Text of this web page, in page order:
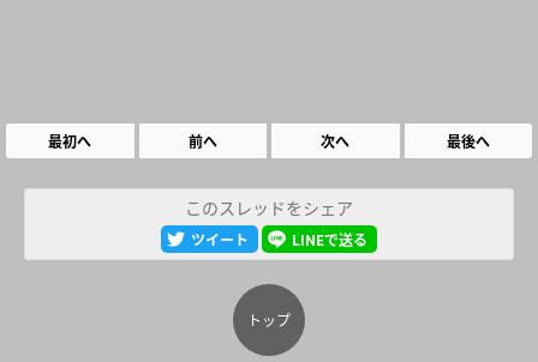
最初へ 前へ 次へ 最後へ
このスレッドをシェア
ツイート LINEで送る
トップ